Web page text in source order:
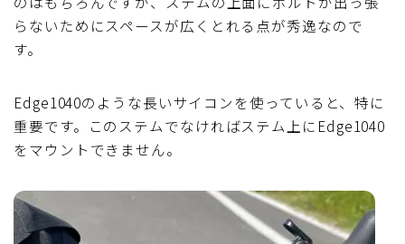
らないためにスペースが広くとれる点が秀逸なので
す。
Edge1040のような長いサイコンを使っていると、特に
重要です。このステムでなければステム上にEdge1040
をマウントできません。